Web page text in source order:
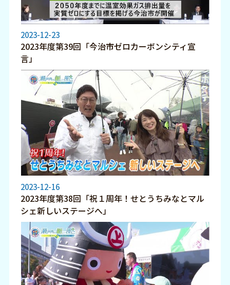
2023-12-23
2023年度第39回「今治市ゼロカーボンシティ宣
言」
2023-12-16
2023年度第38回「祝１周年！せとうちみなとマル
シェ新しいステージへ」